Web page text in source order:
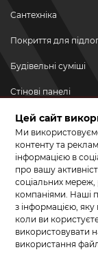
Сантехніка
Покриття для
Будівельні суміші
Стінові панелі
Новинки
Акційні товари
Акції/Знижки
Цей сайт
Ми
контенту та
інформацією в
про вашу
соціальних
компаніями. Наші
з інформацією,
коли ви
використовувати
використання